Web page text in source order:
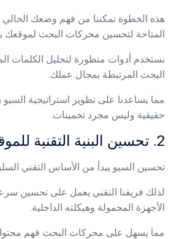
هذه الخطوة تمكننا من فهم وضعك الحالي
المتاحة لتحسين محركات البحث لموقعك
نستخدم أدوات متطورة لتحليل الكلمات
البحث المرتبطة بمجال عملك.
مما يساعدنا على تطوير استراتيجية السيو
حقيقية وليس مجرد تخمينات.
2. تحسين البنية التقنية للموقع
تحسين السيو يبدأ من الأساس التقني
لذلك فريقنا التقني يعمل على تحسين
الأجهزة المحمولة وهيكلته الداخلية.
مما يسهل على محركات البحث فهم